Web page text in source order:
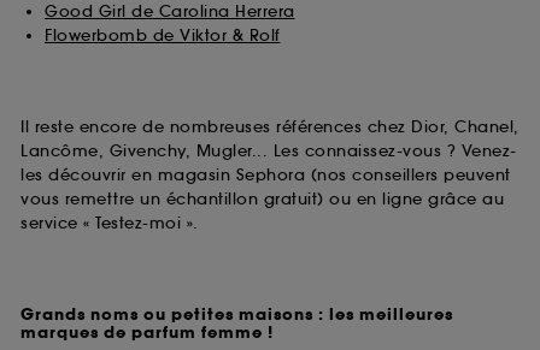
Good Girl de Carolina Herrera
Flowerbomb de Viktor & Rolf
Il reste encore de nombreuses références chez Dior, Chanel,
Lancôme, Givenchy, Mugler... Les connaissez-vous ? Venez-
les découvrir en magasin Sephora (nos conseillers peuvent
vous remettre un échantillon gratuit) ou en ligne grâce au
service « Testez-moi ».
Grands noms ou petites maisons : les meilleures
marques de parfum femme !